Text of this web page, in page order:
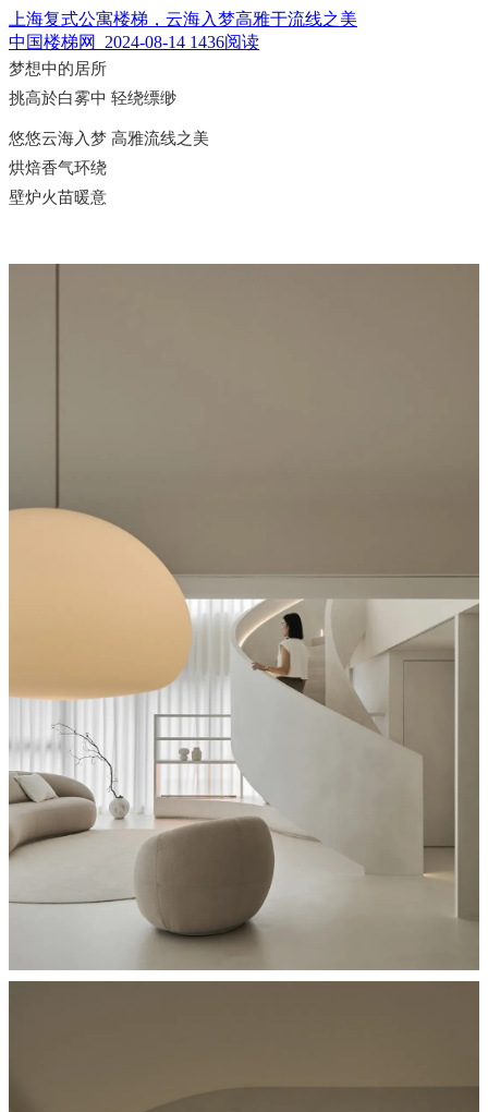
上海复式公寓楼梯，云海入梦高雅于流线之美
中国楼梯网 2024-08-14 1436阅读
梦想中的居所
挑高於白雾中 轻绕缥缈
悠悠云海入梦 高雅流线之美
烘焙香气环绕
壁炉火苗暖意